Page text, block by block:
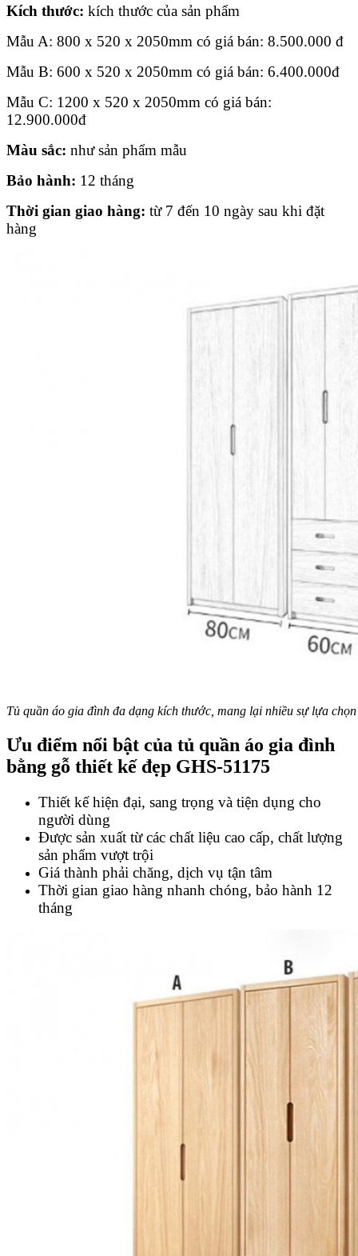
Kích thước: kích thước của sản phẩm
Mẫu A: 800 x 520 x 2050mm có giá bán: 8.500.000 đ
Mẫu B: 600 x 520 x 2050mm có giá bán: 6.400.000đ
Mẫu C: 1200 x 520 x 2050mm có giá bán:
12.900.000đ
Màu sắc: như sản phẩm mẫu
Bảo hành: 12 tháng
Thời gian giao hàng: từ 7 đến 10 ngày sau khi đặt
hàng
Tủ quần áo gia đình đa dạng kích thước, mang lại nhiều sự lựa
Ưu điểm nổi bật của tủ quần áo gia đình
bằng gỗ thiết kế đẹp GHS-51175
Thiết kế hiện đại, sang trọng và tiện dụng cho
người dùng
Được sản xuất từ các chất liệu cao cấp, chất lượng
sản phẩm vượt trội
Giá thành phải chăng, dịch vụ tận tâm
Thời gian giao hàng nhanh chóng, bảo hành 12
tháng